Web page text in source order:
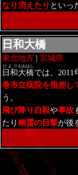
なり消えたり といっ
日和大橋
東北地方 |宮城県
日和
ひより
大
おお
橋
はし
では、2011
巻市立病院を指差し
う。
飛び降り自殺や事故
たり 幽霊の目撃が後